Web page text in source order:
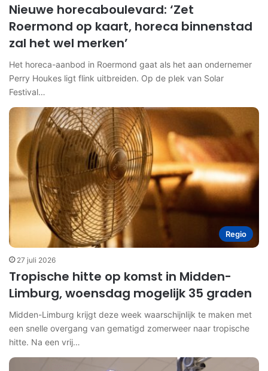
Nieuwe horecaboulevard: ‘Zet
Roermond op kaart, horeca binnenstad
zal het wel merken’
Het horeca-aanbod in Roermond gaat als het aan ondernemer
Perry Houkes ligt flink uitbreiden. Op de plek van Solar
Festival…
Regio
27 juli 2026
Tropische hitte op komst in Midden-
Limburg, woensdag mogelijk 35 graden
Midden-Limburg krijgt deze week waarschijnlijk te maken met
een snelle overgang van gematigd zomerweer naar tropische
hitte. Na een vrij…